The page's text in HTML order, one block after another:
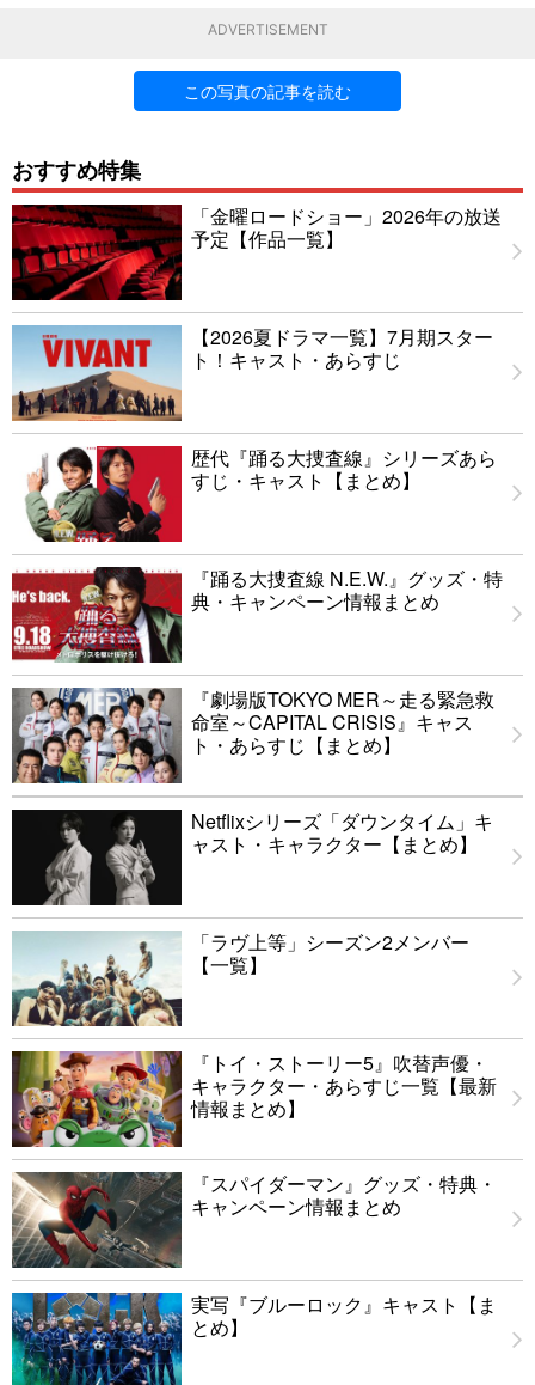
ADVERTISEMENT
この写真の記事を読む
おすすめ特集
「金曜ロードショー」2026年の放送
予定【作品一覧】
【2026夏ドラマ一覧】7月期スター
ト！キャスト・あらすじ
歴代『踊る大捜査線』シリーズあら
すじ・キャスト【まとめ】
『踊る大捜査線 N.E.W.』グッズ・特
典・キャンペーン情報まとめ
『劇場版TOKYO MER～走る緊急救
命室～CAPITAL CRISIS』キャス
ト・あらすじ【まとめ】
Netflixシリーズ「ダウンタイム」キ
ャスト・キャラクター【まとめ】
「ラヴ上等」シーズン2メンバー
【一覧】
『トイ・ストーリー5』吹替声優・
キャラクター・あらすじ一覧【最新
情報まとめ】
『スパイダーマン』グッズ・特典・
キャンペーン情報まとめ
実写『ブルーロック』キャスト【ま
とめ】